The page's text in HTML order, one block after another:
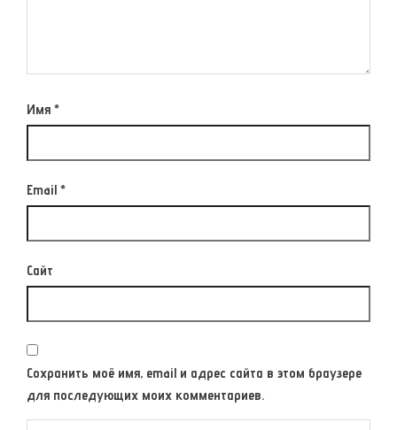
Имя *
Email *
Сайт
Сохранить моё имя, email и адрес сайта в этом браузере
для последующих моих комментариев.